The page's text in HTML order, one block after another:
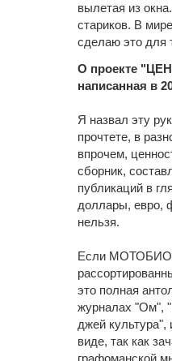
вылетая из
стариков. В
сделаю это для
О проекте
написанная в
Я назвал эту
прочтете, в
впрочем,
сборник,
публикаций в
доллары,
нельзя.
Если
это полная
журналах "Ом",
джей
виде, так как
графоманской